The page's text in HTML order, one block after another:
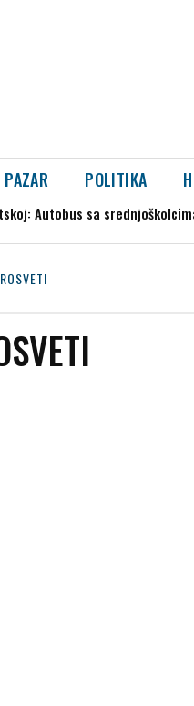
POLITIKA
Autobus sa